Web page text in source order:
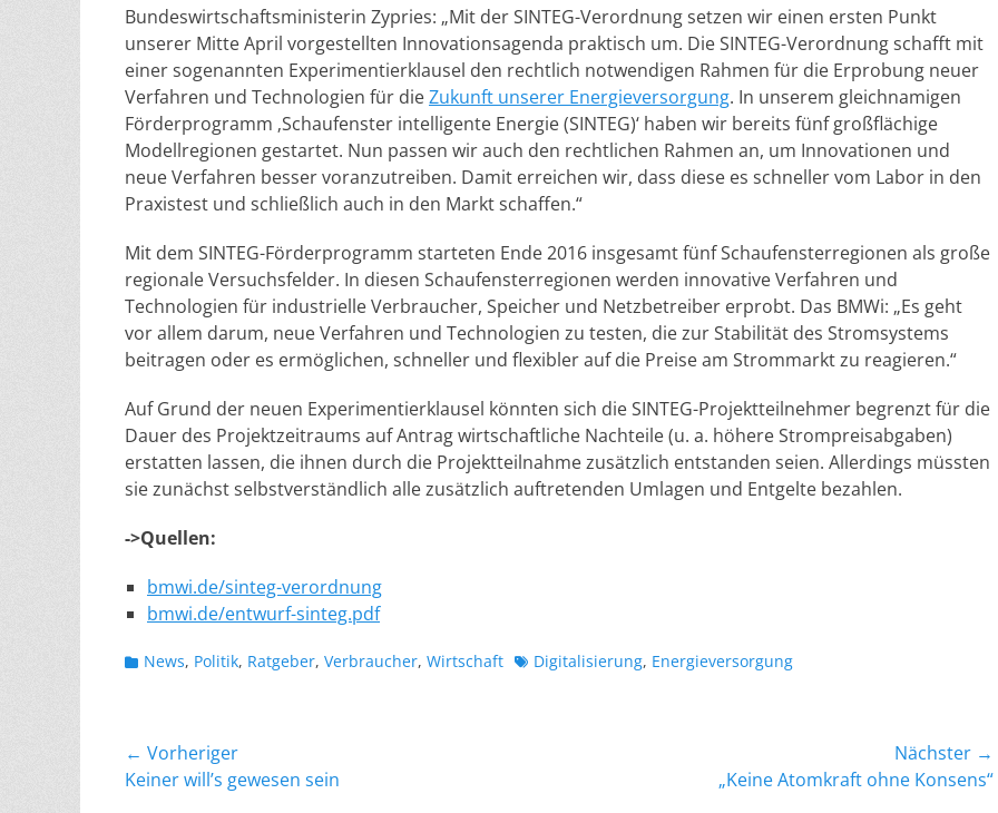
Bundeswirtschaftsministerin Zypries: „Mit der SINTEG-Verordnung setzen wir einen ersten Punkt
unserer Mitte April vorgestellten Innovationsagenda praktisch um. Die SINTEG-Verordnung schafft mit
einer sogenannten Experimentierklausel den rechtlich notwendigen Rahmen für die Erprobung neuer
Verfahren und Technologien für dieZukunft unserer Energieversorgung. In unserem gleichnamigen
Förderprogramm ‚Schaufenster intelligente Energie (SINTEG)‘ haben wir bereits fünf großflächige
Modellregionen gestartet. Nun passen wir auch den rechtlichen Rahmen an, um Innovationen und
neue Verfahren besser voranzutreiben. Damit erreichen wir, dass diese es schneller vom Labor in den
Praxistest und schließlich auch in den Markt schaffen.“
Mit dem SINTEG-Förderprogramm starteten Ende 2016 insgesamt fünf Schaufensterregionen als große
regionale Versuchsfelder. In diesen Schaufensterregionen werden innovative Verfahren und
Technologien für industrielle Verbraucher, Speicher und Netzbetreiber erprobt. Das BMWi: „Es geht
vor allem darum, neue Verfahren und Technologien zu testen, die zur Stabilität des Stromsystems
beitragen oder es ermöglichen, schneller und flexibler auf die Preise am Strommarkt zu reagieren.“
Auf Grund der neuen Experimentierklausel könnten sich die SINTEG-Projektteilnehmer begrenzt für die
Dauer des Projektzeitraums auf Antrag wirtschaftliche Nachteile (u. a. höhere Strompreisabgaben)
erstatten lassen, die ihnen durch die Projektteilnahme zusätzlich entstanden seien. Allerdings müssten
sie zunächst selbstverständlich alle zusätzlich auftretenden Umlagen und Entgelte bezahlen.
->Quellen:
bmwi.de/sinteg-verordnung
bmwi.de/entwurf-sinteg.pdf
Kategorien
News, Politik, Ratgeber, Verbraucher, Wirtschaft Schlagworte
Digitalisierung, Energieversorgung
Beitragsnavigation
← Vorheriger
Vorheriger
Keiner will’s gewesen sein
Nächster →
„Keine Atomkraft ohne Konsens“